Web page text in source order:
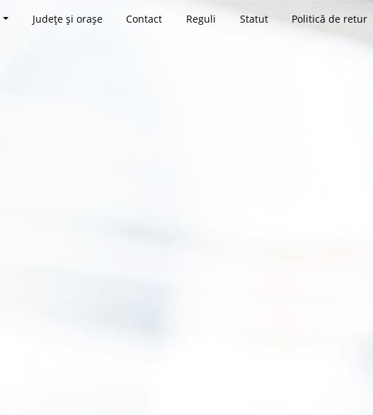
Județe și orașe Contact Reguli Statut Politică de retur